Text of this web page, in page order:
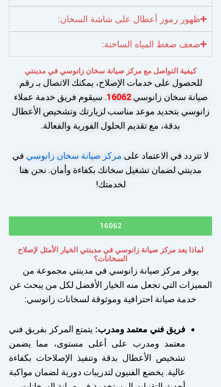
ظهور رموز أعطال على شاشة السخان:
ضعف ضغط المياه الساخنة:
كيفية التواصل مع مركز صيانة سخان زانوسي في مدينتي
للحصول على خدمات الإصلاح، يمكنك الاتصال بـ رقم
صيانة سخان زانوسي16062. سيقوم فريق خدمة عملاء
زانوسي بتحديد موعد مناسب لزيارتك وتشخيص الأعطال
بدقة، مع تقديم الحلول الفورية والفعالة.
لا تتردد في الاعتماد على مركز صيانة سخان زانوسي في
مدينتي لضمان تشغيل سخانك بكفاءة وأمان. نحن هنا
لخدمتك!
16062
لماذا يعد مركز صيانة زانوسي في مدينتي الخيار الأمثل لإصلاح
السخانات؟
يوفر مركز صيانة زانوسي في مدينتي مجموعة من
المميزات التي تجعل منه الخيار الأفضل لكل من يبحث عن
خدمة صيانة احترافية وموثوقة لسخانات زانوسي:
فريق فني معتمد ومدرب: يتمتع المركز بفريق فني
معتمد ومدرب على أعلى مستوى، مما يضمن
تشخيص الأعطال بدقة وتنفيذ الإصلاحات بكفاءة
عالية. يخضع الفنيون لتدريبات دورية لضمان مواكبة